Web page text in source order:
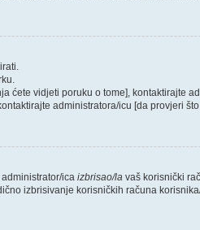
ćete vidjeti poruku o tome], kontaktirajte
administratora/icu [da provjeri
ica izbrisao/la vaš korisnički
izbrisivanje korisničkih računa